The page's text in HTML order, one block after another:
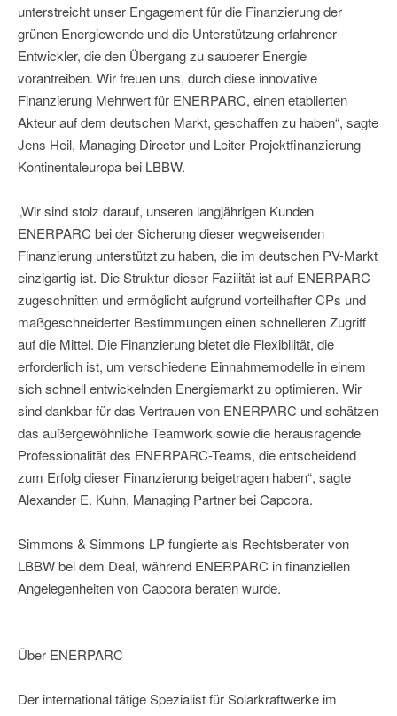
unterstreicht unser Engagement für die Finanzierung der
grünen Energiewende und die Unterstützung erfahrener
Entwickler, die den Übergang zu sauberer Energie
vorantreiben. Wir freuen uns, durch diese innovative
Finanzierung Mehrwert für ENERPARC, einen etablierten
Akteur auf dem deutschen Markt, geschaffen zu haben“, sagte
Jens Heil, Managing Director und Leiter Projektfinanzierung
Kontinentaleuropa bei LBBW.
„Wir sind stolz darauf, unseren langjährigen Kunden
ENERPARC bei der Sicherung dieser wegweisenden
Finanzierung unterstützt zu haben, die im deutschen PV-Markt
einzigartig ist. Die Struktur dieser Fazilität ist auf ENERPARC
zugeschnitten und ermöglicht aufgrund vorteilhafter CPs und
maßgeschneiderter Bestimmungen einen schnelleren Zugriff
auf die Mittel. Die Finanzierung bietet die Flexibilität, die
erforderlich ist, um verschiedene Einnahmemodelle in einem
sich schnell entwickelnden Energiemarkt zu optimieren. Wir
sind dankbar für das Vertrauen von ENERPARC und schätzen
das außergewöhnliche Teamwork sowie die herausragende
Professionalität des ENERPARC-Teams, die entscheidend
zum Erfolg dieser Finanzierung beigetragen haben“, sagte
Alexander E. Kuhn, Managing Partner bei Capcora.
Simmons & Simmons LP fungierte als Rechtsberater von
LBBW bei dem Deal, während ENERPARC in finanziellen
Angelegenheiten von Capcora beraten wurde.
Über ENERPARC
Der international tätige Spezialist für Solarkraftwerke im